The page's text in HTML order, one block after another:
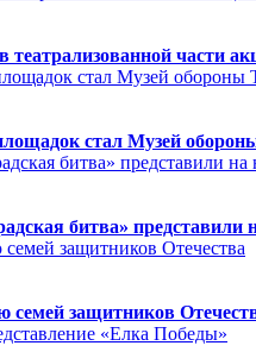
части
стал Музей
битва»
защитников